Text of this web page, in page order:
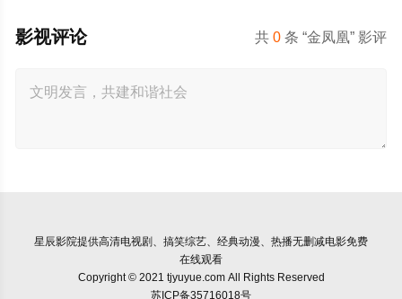
共0 条 “金凤凰” 影评
影视评论
星辰影院提供高清电视剧、搞笑综艺、经典动漫、热播无删减电影免费
在线观看
Copyright © 2021 tjyuyue.com All Rights Reserved
苏ICP备35716018号